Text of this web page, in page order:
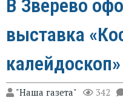
В Зверево
выставка
калейдоскоп»
"Наша газета" 342